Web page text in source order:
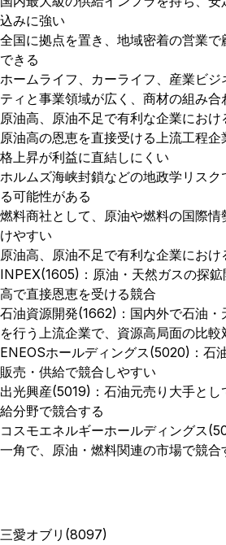
込みに強い
全国に拠点を置き、地域密着の営業
できる
ホームライフ、カーライフ、産業ビジ
ティと事業領域が広く、商材の組み合
原油高、原油不足で有利な企業におけ
原油高の恩恵を直接受ける上流工程
格上昇が利益に直結しにくい
ホルムズ海峡封鎖などの地政学リス
る可能性がある
燃料商社として、原油や燃料の国際
けやすい
原油高、原油不足で有利な企業におけ
INPEX(1605)：原油・天然ガスの探
高で直接恩恵を受ける競合
石油資源開発(1662)：国内外で石油
を行う上流企業で、資源高局面の比較
ENEOSホールディングス(5020)：石
販売・供給で競合しやすい
出光興産(5019)：石油元売り大手と
給分野で競合する
コスモエネルギーホールディングス
一角で、原油・燃料関連の市場で競合
三愛オブリ(8097)